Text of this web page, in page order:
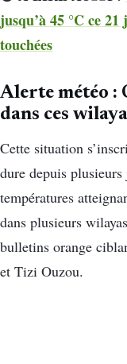
jusqu’à 45 °C ce
touchées
Alerte météo :
dans ces
Cette situation
dure depuis
températures
dans plusieurs
bulletins orange
et Tizi Ouzou.